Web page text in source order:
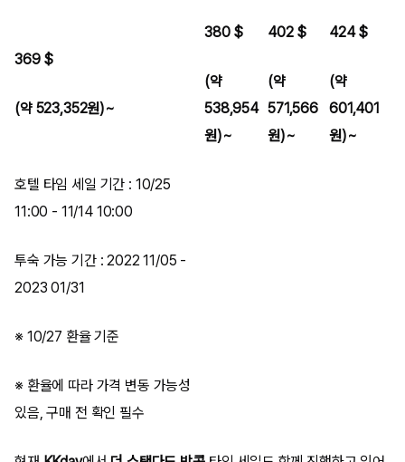
369 $
(약 523,352원)~
380 $
(약
538,954
원)~
402 $
(약
571,566
원)~
424 $
(약
601,401
원)~
호텔 타임 세일 기간 : 10/25
11:00 - 11/14 10:00
투숙 가능 기간 : 2022 11/05 -
2023 01/31
※ 10/27 환율 기준
※ 환율에 따라 가격 변동 가능성
있음, 구매 전 확인 필수